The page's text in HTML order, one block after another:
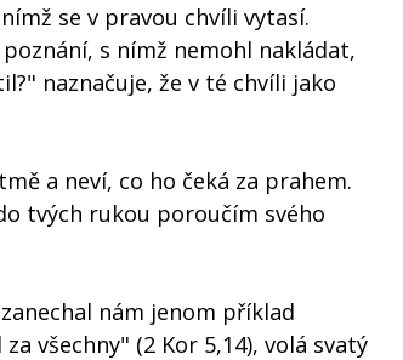
se v pravou chvíli vytasí.
s nímž nemohl nakládat,
naznačuje, že v té chvíli jako
a neví, co ho čeká za prahem.
tvých rukou poroučím svého
nám jenom příklad
všechny" (2 Kor 5,14), volá svatý